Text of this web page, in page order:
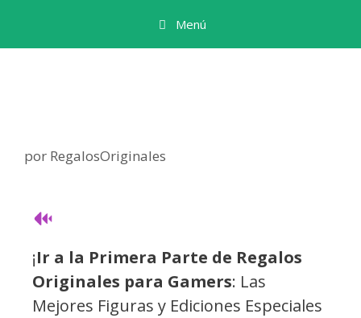
Menú
por RegalosOriginales
¡Ir a la Primera Parte de Regalos
Originales para Gamers: Las
Mejores Figuras y Ediciones Especiales